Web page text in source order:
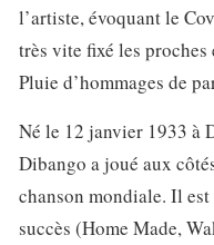
l’artiste, évoquant le
très vite fixé les
Pluie d’hommages de
Né le 12 janvier 1933 à
Dibango a joué aux
chanson mondiale. Il
succès (Home Made,